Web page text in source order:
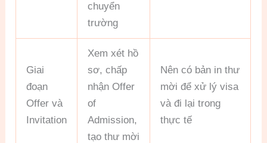
chuyển
trường
Giai
đoạn
Offer và
Invitation
Xem xét hồ
sơ, chấp
nhận Offer
of
Admission,
tạo thư mời
Nên có bản in thư
mời để xử lý visa
và đi lại trong
thực tế